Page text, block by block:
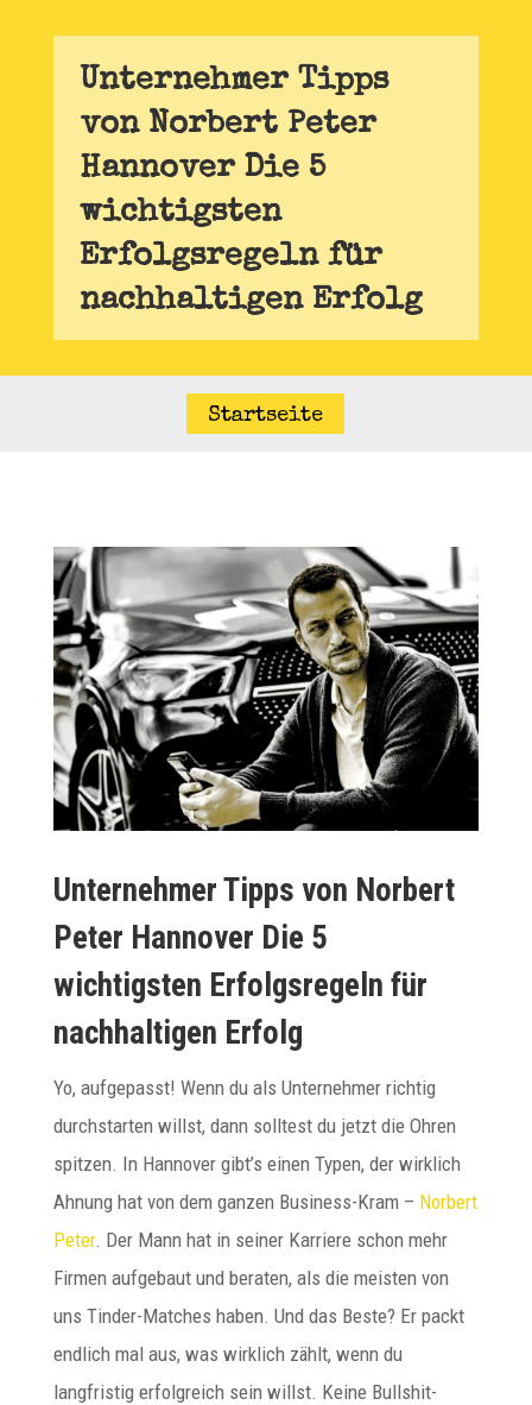
Unternehmer Tipps
von Norbert Peter
Hannover Die 5
wichtigsten
Erfolgsregeln für
nachhaltigen Erfolg
Startseite
Unternehmer Tipps von Norbert
Peter Hannover Die 5
wichtigsten Erfolgsregeln für
nachhaltigen Erfolg
Yo, aufgepasst! Wenn du als Unternehmer richtig
durchstarten willst, dann solltest du jetzt die Ohren
spitzen. In Hannover gibt’s einen Typen, der wirklich
Ahnung hat von dem ganzen Business-Kram – Norbert
Peter. Der Mann hat in seiner Karriere schon mehr
Firmen aufgebaut und beraten, als die meisten von
uns Tinder-Matches haben. Und das Beste? Er packt
endlich mal aus, was wirklich zählt, wenn du
langfristig erfolgreich sein willst. Keine Bullshit-